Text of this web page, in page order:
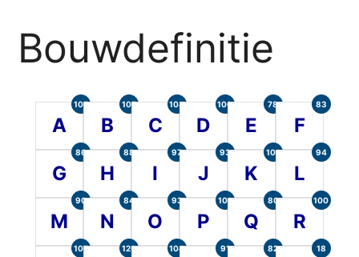
Bouwdefinitie
A
105
B
107
C
104
D
100
E
78
F
83
G
86
H
88
I
97
J
93
K
101
L
94
M
90
N
84
O
93
P
101
Q
80
R
100
107 120 104 91 82 18